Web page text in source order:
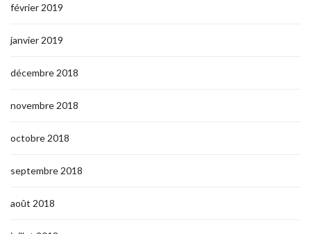
février 2019
janvier 2019
décembre 2018
novembre 2018
octobre 2018
septembre 2018
août 2018